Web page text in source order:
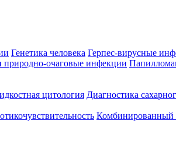
Генетика человека Герпес-вирусные
природно-очаговые инфекции
цитология Диагностика
Комбинированный